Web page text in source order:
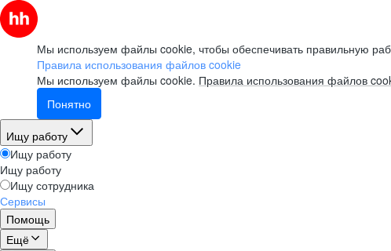
Мы используем файлы cookie, чтобы обеспечивать правильную
Правила использования файлов cookie
Мы используем файлы cookie. Правила использования файлов
Понятно
Ищу работу
Ищу работу
Ищу работу
Ищу сотрудника
Сервисы
Помощь
Ещё